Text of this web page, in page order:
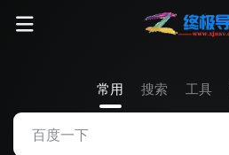
常用 搜索 工具